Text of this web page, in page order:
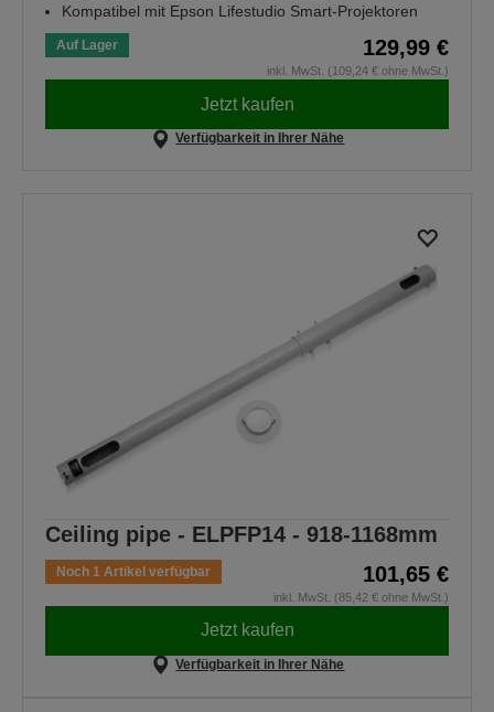
Kompatibel mit Epson Lifestudio Smart-Projektoren
Auf Lager 129,99 €
inkl. MwSt. (109,24 € ohne MwSt.)
Jetzt kaufen
Verfügbarkeit in Ihrer Nähe
Ceiling pipe - ELPFP14 - 918-1168mm
Noch 1 Artikel verfügbar 101,65 €
inkl. MwSt. (85,42 € ohne MwSt.)
Jetzt kaufen
Verfügbarkeit in Ihrer Nähe